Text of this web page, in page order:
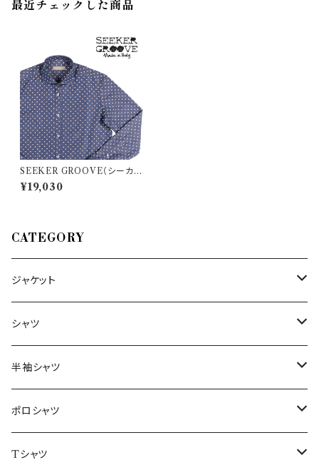
最近チェックした商品
SEEKER GROOVE（シーカー
グルーブ） 長袖シャツ 442/R 2
3371
¥19,030
CATEGORY
ジャケット
～44/S
46/M
48/L
50/XL～
シャツ
～44/S
46/M
48/L
半袖シャツ
～44/S
46/M
ポロシャツ
～44/S
Tシャツ